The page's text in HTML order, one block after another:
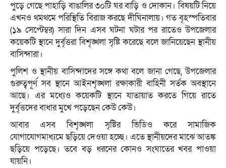
পুড়ে গেছে পাহাড়ি বাঙালির ৩০টি ঘর বাড়ি ও দোকান। বিষয়টি নিয়ে
এখনও থমথমে পরিস্থিতি বিরাজ করছে দীঘিনালায়। গত বৃহস্পতিবার
(১৯ সেপ্টেম্বর) সারা দিন এসব ঘটনা ঘটার পর রাতেও উপজেলার
কয়েকটি স্থানে দুর্বৃত্তরা বিশৃঙ্খলা সৃষ্টি করেছে বলে জানিয়েছেন স্থানীয়
বাসিন্দারা।
পুলিশ ও স্থানীয় বাসিন্দাদের সঙ্গে কথা বলে জানা গেছে, উপজেলার
গুরুত্বপূর্ণ সব স্থানে আইনশৃঙ্খলা রক্ষাকারী বাহিনী সর্তক অবস্থানে
আছে। এর মধ্যেও কয়েকটি স্থানে যাতায়াত করতে গিয়ে রাতে
দুর্বৃত্তদের বাধার মুখে পড়েছেন কেউ কেউ।
আবার এসব বিশৃঙ্খলা সৃষ্টির ভিডিও করে সামাজিক
যোগাযোগমাধ্যমে ছড়িয়ে দেওয়া হচ্ছে। এতে স্থানীয়দের মাঝে আতঙ্ক
ছড়িয়ে পড়েছে। তবে বড় ধরনের কোনও সংঘাতের খবর পাওয়া
যায়নি।